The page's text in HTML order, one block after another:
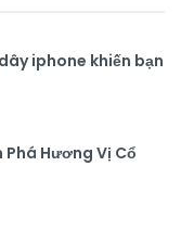
iphone khiến bạn
Hương Vị Cổ